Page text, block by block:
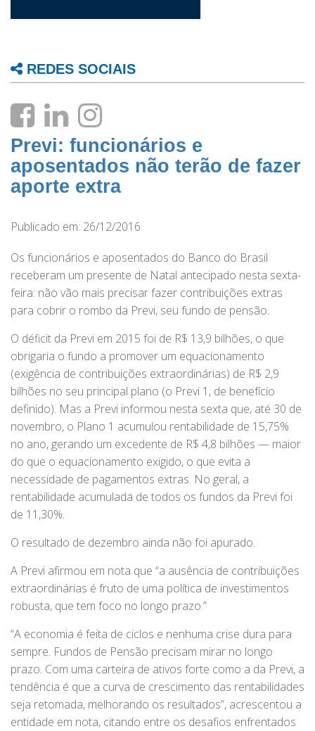
REDES SOCIAIS
Previ: funcionários e
aposentados não terão de fazer
aporte extra
Publicado em: 26/12/2016
Os funcionários e aposentados do Banco do Brasil
receberam um presente de Natal antecipado nesta sexta-
feira: não vão mais precisar fazer contribuições extras
para cobrir o rombo da Previ, seu fundo de pensão.
O déficit da Previ em 2015 foi de R$ 13,9 bilhões, o que
obrigaria o fundo a promover um equacionamento
(exigência de contribuições extraordinárias) de R$ 2,9
bilhões no seu principal plano (o Previ 1, de benefício
definido). Mas a Previ informou nesta sexta que, até 30 de
novembro, o Plano 1 acumulou rentabilidade de 15,75%
no ano, gerando um excedente de R$ 4,8 bilhões — maior
do que o equacionamento exigido, o que evita a
necessidade de pagamentos extras. No geral, a
rentabilidade acumulada de todos os fundos da Previ foi
de 11,30%.
O resultado de dezembro ainda não foi apurado.
A Previ afirmou em nota que “a ausência de contribuições
extraordinárias é fruto de uma política de investimentos
robusta, que tem foco no longo prazo.”
“A economia é feita de ciclos e nenhuma crise dura para
sempre. Fundos de Pensão precisam mirar no longo
prazo. Com uma carteira de ativos forte como a da Previ, a
tendência é que a curva de crescimento das rentabilidades
seja retomada, melhorando os resultados”, acrescentou a
entidade em nota, citando entre os desafios enfrentados